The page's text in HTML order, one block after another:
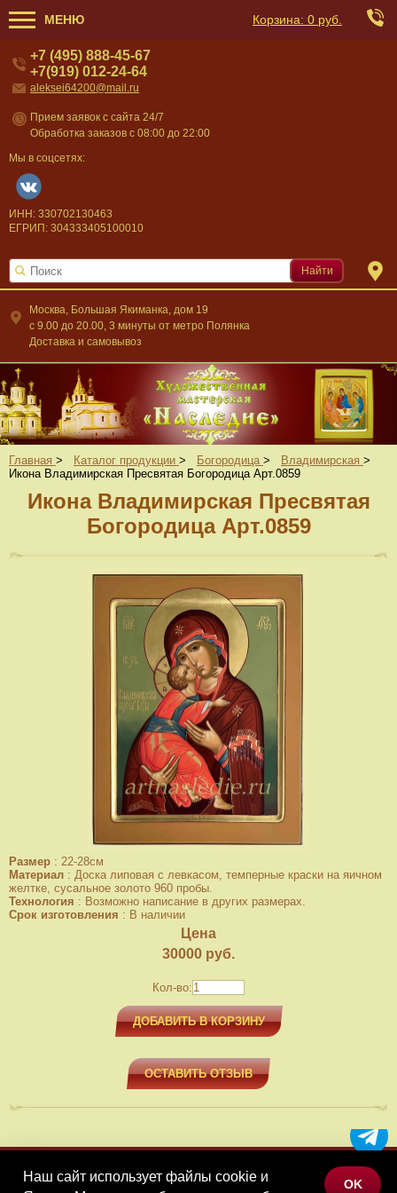
МЕНЮ Корзина: 0 руб.
Москва, Большая Якиманка, дом 19
c 9.00 до 20.00, 3 минуты от метро Полянка
Доставка и самовывоз
+7 (495) 888-45-67
+7(919) 012-24-64
aleksei64200@mail.ru
Прием заявок с сайта 24/7
Обработка заказов с 08:00 до 22:00
Мы в соцсетях:
ИНН: 330702130463
ЕГРИП: 304333405100010
Найти
Главная > Каталог продукции > Богородица > Владимирская >
Икона Владимирская Пресвятая Богородица Арт.0859
Икона Владимирская Пресвятая
Богородица Арт.0859
Размер : 22-28см
Материал : Доска липовая с левкасом, темперные краски на яичном
желтке, сусальное золото 960 пробы.
Технология : Возможно написание в других размерах.
Срок изготовления : В наличии
Цена
30000 руб.
Кол-во:
ДОБАВИТЬ В КОРЗИНУ
ОСТАВИТЬ ОТЗЫВ
МЕНЮ
Наш сайт использует файлы cookie и
OK